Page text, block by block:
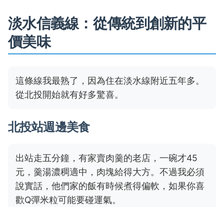
淡水信義線：從傳統到創新的平
價美味
這條線我最熟了，因為住在淡水線附近五年多。
從北投開始就有好多驚喜。
北投站週邊美食
出站走五分鐘，有家賣肉羹的老店，一碗才45
元，羹湯濃稠適中，肉塊給得大方。不過我必須
說實話，他們家的飯有時候煮得偏軟，如果你喜
歡Q彈米粒可能要碰運氣。